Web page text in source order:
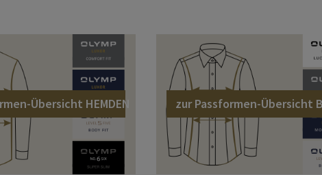
Übersicht HEMDEN zur Passformen-Übersicht